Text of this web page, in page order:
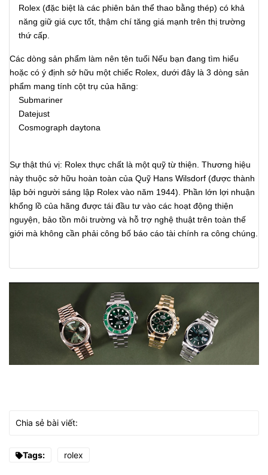
Rolex (đặc biệt là các phiên bản thể thao bằng thép) có khả
năng giữ giá cực tốt, thậm chí tăng giá mạnh trên thị trường
thứ cấp.
Các dòng sản phẩm làm nên tên tuổi Nếu bạn đang tìm hiểu
hoặc có ý định sở hữu một chiếc Rolex, dưới đây là 3 dòng sản
phẩm mang tính cột trụ của hãng:
Submariner
Datejust
Cosmograph daytona
Sự thật thú vị: Rolex thực chất là một quỹ từ thiện. Thương hiệu
này thuộc sở hữu hoàn toàn của Quỹ Hans Wilsdorf (được thành
lập bởi người sáng lập Rolex vào năm 1944). Phần lớn lợi nhuận
khổng lồ của hãng được tái đầu tư vào các hoạt động thiện
nguyện, bảo tồn môi trường và hỗ trợ nghệ thuật trên toàn thế
giới mà không cần phải công bố báo cáo tài chính ra công chúng.
Chia sẻ bài viết:
Tags: rolex